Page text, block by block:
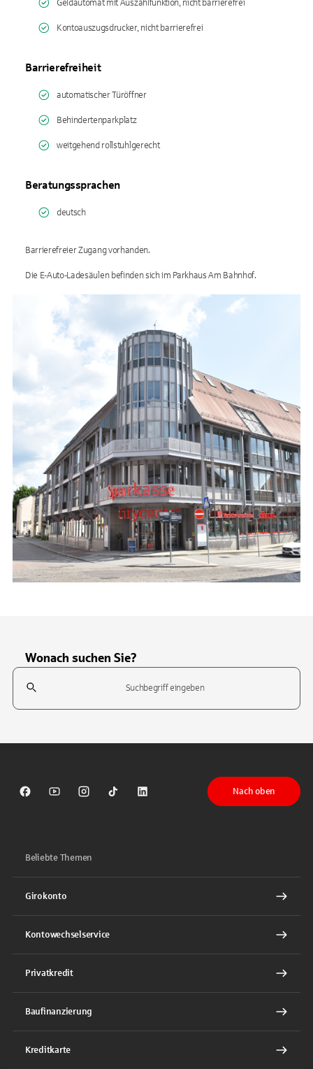
Geldautomat mit Auszahlfunktion, nicht barrierefrei
Kontoauszugsdrucker, nicht barrierefrei
Barrierefreiheit
automatischer Türöffner
Behindertenparkplatz
weitgehend rollstuhlgerecht
Beratungssprachen
deutsch
Barrierefreier Zugang vorhanden.
Wonach suchen Sie?
Suchfeld
Sparkasse auf Facebook
Sparkasse auf Youtube
Sparkasse auf Instagram
Sparkasse auf TikTok
Sparkasse auf LinkedIn
Nach oben
Beliebte Themen
Girokonto
Kontowechselservice
Privatkredit
Baufinanzierung
Kreditkarte